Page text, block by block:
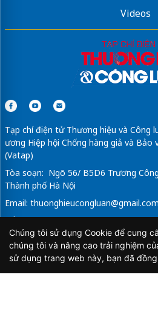
Videos
Tạp chí điện tử Thương hiệu và Công
ương Hiệp hội Chống hàng giả và Bảo
(Vatap)
Tòa soạn: Ngõ 56/ B5D6 Trương
Thành phố Hà Nội
Email: thuonghieucongluan@gmail.com
Tổng Biên Tập: Vũ Đức Thuận
Giấy phép hoạt động báo chí điện tử
Thông tin và Truyền thông cấp ngày
Chúng tôi sử dụng Cookie để cung
chúng tôi và nâng cao trải nghiệm
sử dụng trang web này, bạn đã